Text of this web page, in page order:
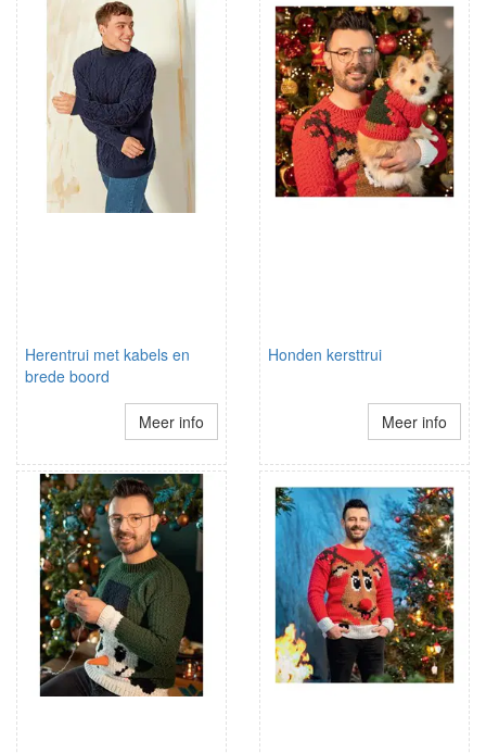
Herentrui met kabels en
brede boord
Meer info
Honden kersttrui
Meer info